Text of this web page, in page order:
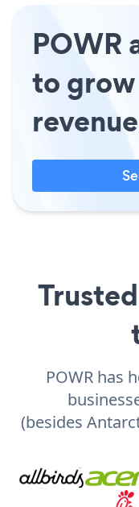
POWR
to
POWR has
(besides